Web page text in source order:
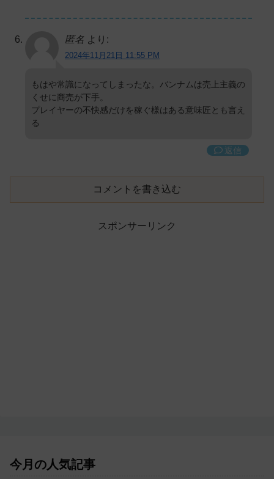
匿名 より:
2024年11月21日 11:55 PM
もはや常識になってしまったな。バンナムは売上主義の
くせに商売が下手。
プレイヤーの不快感だけを稼ぐ様はある意味匠とも言え
る
返信
コメントを書き込む
スポンサーリンク
今月の人気記事